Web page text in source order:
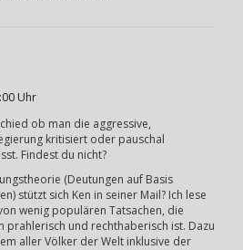
Uhr
ob man die aggressive,
kritisiert oder pauschal
Findest du nicht?
(Deutungen auf Basis
stützt sich Ken in seiner Mail? Ich lese
wenig populären Tatsachen, die
prahlerisch und rechthaberisch ist. Dazu
aller Völker der Welt inklusive der